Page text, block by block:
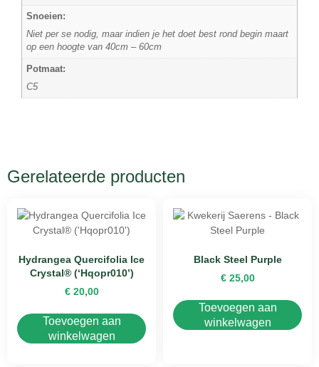
Snoeien:
Niet per se nodig, maar indien je het doet best rond begin maart
op een hoogte van 40cm – 60cm
Potmaat:
C5
Gerelateerde producten
Hydrangea Quercifolia Ice
Crystal® (‘Hqopr010’)
€20,00
Toevoegen aan
winkelwagen
Black Steel Purple
€25,00
Toevoegen aan
winkelwagen